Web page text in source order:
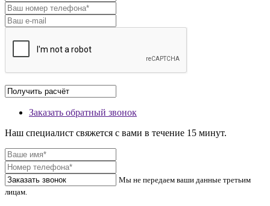
Заказать обратный звонок
Наш специалист свяжется с вами в течение 15 минут.
Мы не передаем ваши данные третьим
лицам.